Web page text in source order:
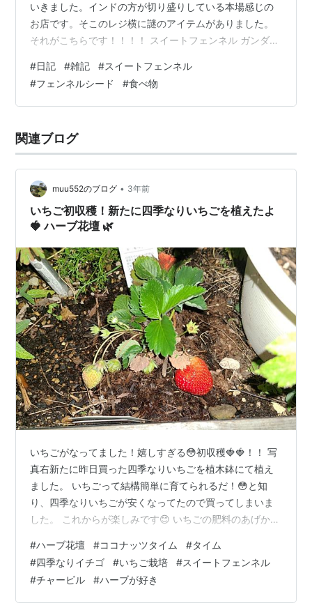
いきました。インドの方が切り盛りしている本場感じの
お店です。そこのレジ横に謎のアイテムがありました。
それがこちらです！！！！ スイートフェンネル ガンダム
しょうが！！！！ 疲れた時や、風邪気味の時に飲む
奴？？？ それは ユンケル！！！ でしょうが！！！ 欅坂
のあの？？？ それは 長濱ねる！！！！ でしょう
ずは匂いチェック！ 甘ーい香りと、洗剤っぽい？柔軟剤
みたいな匂いがします。食欲が湧く感じの香りではな…
#日記 #雑記 #スイートフェンネル
#フェンネルシード #食べ物
関連ブログ
muu552のブログ • 3年前
いちご初収穫！新たに四季なりいちごを植えたよ
🍓 ハーブ花壇 🌿‬
いちごがなってました！嬉しすぎる😳初収穫🍓🍓！！ 写
真右新たに昨日買った四季なりいちごを植木鉢にて植え
ました。 いちごって結構簡単に育てられるだ！😳と知
り、四季なりいちごが安くなってたので買ってしまいま
した。 これからが楽しみです😊 いちごの肥料のあげか
トを見ても詳しくあまり載っていなくて、 ただあげすぎ
は逆に実らなかったりと良くないということなので、、
様子を見ながら自分の感覚で学んでいきたいとおもいま
す✨ ⬇宝交早生はこの時に植えました。肥料もメモして
#ハーブ花壇 #ココナッツタイム #タイム
#四季なりイチゴ #いちご栽培 #スイートフェンネル
#チャービル #ハーブが好き